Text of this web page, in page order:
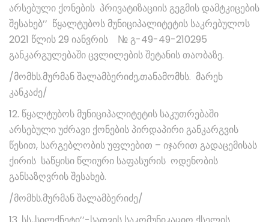
არსებული ქონების პრივატიზაციის გეგმის დამტკიცების
შესახებ’’ წყალტუბოს მუნიციპალიტეტის საკრებულოს
2021 წლის 29 იანვრის № გ-49-49-210295
განკარგულებაში ცვლილების შეტანის თაობაზე.
/მომხს.მურმან შალამბერიძე,თანამომხს. მარეხ
კანკაძე/
12. წყალტუბოს მუნიციპალიტეტის საკუთრებაში
არსებული უძრავი ქონების პირდაპირი განკარგვის
წესით, სარგებლობის უფლებით – იჯარით გადაცემისას
ქირის საწყისი წლიური საფასურის ოდენობის
განსაზღვრის შესახებ.
/მომხს.მურმან შალამბერიძე/